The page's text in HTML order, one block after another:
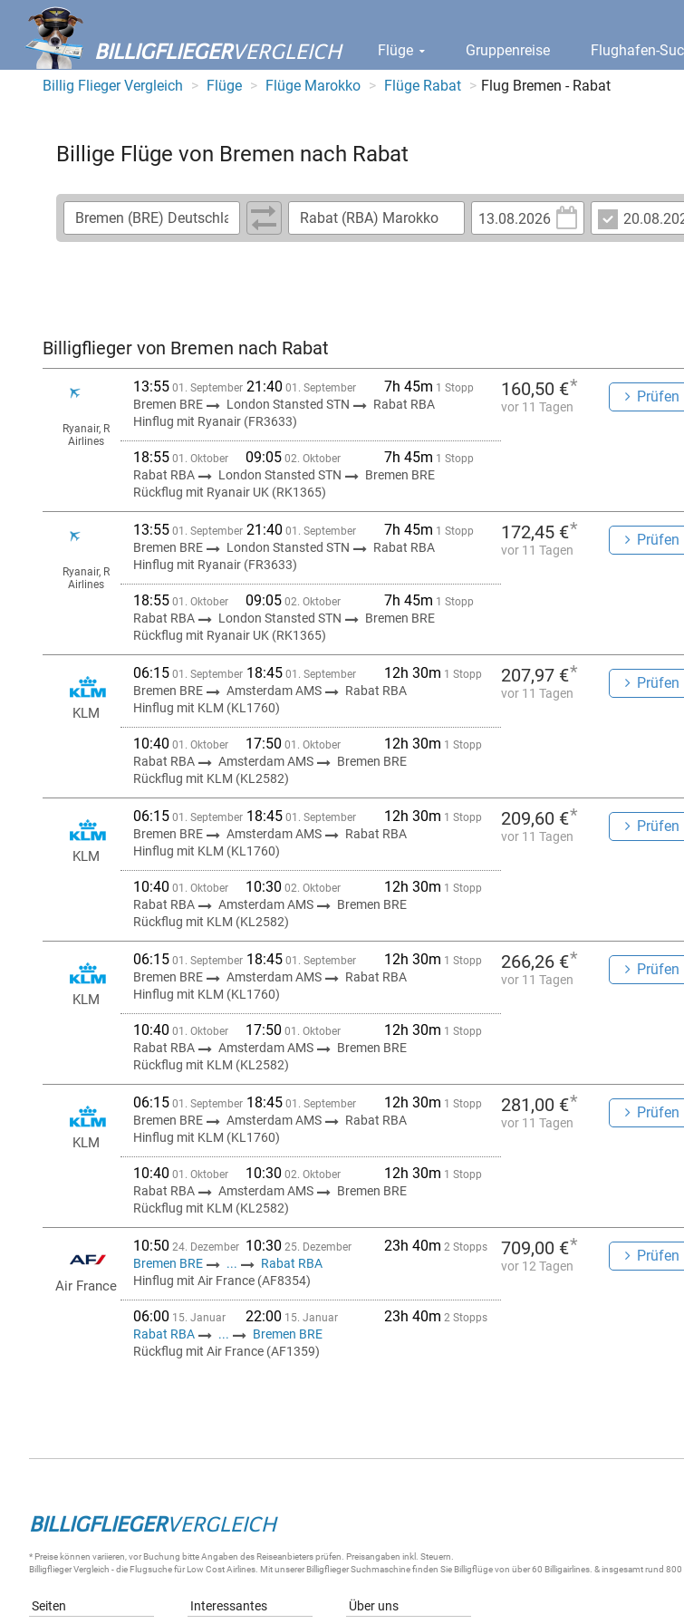
BILLIGFLIEGERVERGLEICH Flüge Gruppenreise Flughafen-
Billig Flieger Vergleich Flüge Flüge Marokko Flüge Rabat Flug Bremen - Rabat
Billige Flüge von Bremen nach Rabat
Billigflieger von Bremen nach Rabat
13:55 01. September 21:40 01. September 7h 45m 1 Stopp
Bremen BRE London Stansted STN
Rabat RBA
Hinflug mit Ryanair (FR3633)
18:55 01. Oktober 09:05 02. Oktober 7h 45m 1 Stopp
Rabat RBA London Stansted STN
Bremen BRE
Rückflug mit Ryanair UK (RK1365)
Ryanair, R
Airlines
160,50 €*
vor 11 Tagen
Prüfen
13:55 01. September 21:40 01. September 7h 45m 1 Stopp
Bremen BRE London Stansted STN
Rabat RBA
Hinflug mit Ryanair (FR3633)
18:55 01. Oktober 09:05 02. Oktober 7h 45m 1 Stopp
Rabat RBA London Stansted STN
Bremen BRE
Rückflug mit Ryanair UK (RK1365)
Ryanair, R
Airlines
172,45 €*
vor 11 Tagen
Prüfen
06:15 01. September 18:45 01. September 12h 30m 1 Stopp
Bremen BRE Amsterdam AMS
Rabat RBA
Hinflug mit KLM (KL1760)
10:40 01. Oktober 17:50 01. Oktober 12h 30m 1 Stopp
Rabat RBA Amsterdam AMS
Bremen BRE
Rückflug mit KLM (KL2582)
KLM
207,97 €*
vor 11 Tagen
Prüfen
06:15 01. September 18:45 01. September 12h 30m 1 Stopp
Bremen BRE Amsterdam AMS
Rabat RBA
Hinflug mit KLM (KL1760)
10:40 01. Oktober 10:30 02. Oktober 12h 30m 1 Stopp
Rabat RBA Amsterdam AMS
Bremen BRE
Rückflug mit KLM (KL2582)
KLM
209,60 €*
vor 11 Tagen
Prüfen
06:15 01. September 18:45 01. September 12h 30m 1 Stopp
Bremen BRE Amsterdam AMS
Rabat RBA
Hinflug mit KLM (KL1760)
10:40 01. Oktober 17:50 01. Oktober 12h 30m 1 Stopp
Rabat RBA Amsterdam AMS
Bremen BRE
Rückflug mit KLM (KL2582)
KLM
266,26 €*
vor 11 Tagen
Prüfen
06:15 01. September 18:45 01. September 12h 30m 1 Stopp
Bremen BRE Amsterdam AMS
Rabat RBA
Hinflug mit KLM (KL1760)
10:40 01. Oktober 10:30 02. Oktober 12h 30m 1 Stopp
Rabat RBA Amsterdam AMS
Bremen BRE
Rückflug mit KLM (KL2582)
KLM
281,00 €*
vor 11 Tagen
Prüfen
10:50 24. Dezember 10:30 25. Dezember 23h 40m 2 Stopps
Bremen BRE ...
Rabat RBA
Hinflug mit Air France (AF8354)
06:00 15. Januar 22:00 15. Januar 23h 40m 2 Stopps
Rabat RBA ...
Bremen BRE
Rückflug mit Air France (AF1359)
Air France
709,00 €*
vor 12 Tagen
Prüfen
BILLIGFLIEGERVERGLEICH
* Preise können variieren, vor Buchung bitte Angaben des Reiseanbieters prüfen. Preisangaben inkl. Steuern.
BilligfliegerVergleich - die Flugsuchefür Low Cost Airlines. Mit unsererBilligflieger Suchmaschinefinden Sie Billigflügevon über 60 Billigairlines . & insgesamt rund
Seiten
Interessantes
Über uns